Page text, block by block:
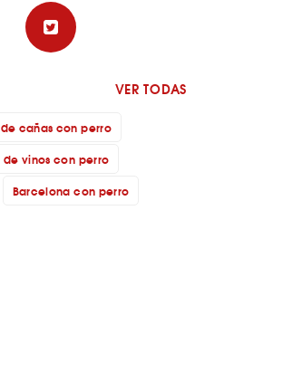
VER TODAS
de cañas con perro
de vinos con perro
Barcelona con perro